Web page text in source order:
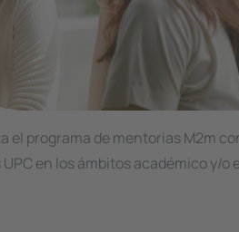
el programa de mentorias M2m
en los ámbitos académico y/o